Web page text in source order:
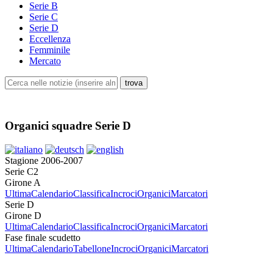
Serie B
Serie C
Serie D
Eccellenza
Femminile
Mercato
Organici squadre Serie D
Stagione 2006-2007
Serie C2
Girone A
UltimaCalendarioClassificaIncrociOrganiciMarcatori
Serie D
Girone D
UltimaCalendarioClassificaIncrociOrganiciMarcatori
Fase finale scudetto
UltimaCalendarioTabelloneIncrociOrganiciMarcatori